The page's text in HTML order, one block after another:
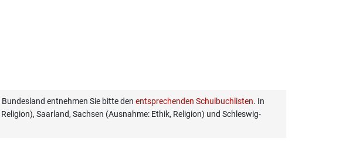
entnehmen Sie bitte den entsprechenden Schulbuchlisten. In
Saarland, Sachsen (Ausnahme: Ethik, Religion) und Schleswig-